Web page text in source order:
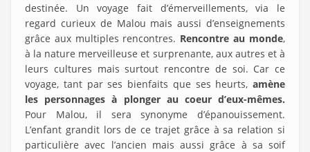
destinée. Un voyage fait d’émerveillements, via le
regard curieux de Malou mais aussi d’enseignements
grâce aux multiples rencontres. Rencontre au monde,
à la nature merveilleuse et surprenante, aux autres et à
leurs cultures mais surtout rencontre de soi. Car ce
voyage, tant par ses bienfaits que ses heurts, amène
les personnages à plonger au coeur d’eux-mêmes.
Pour Malou, il sera synonyme d’épanouissement.
L’enfant grandit lors de ce trajet grâce à sa relation si
particulière avec l’ancien mais aussi grâce à sa soif